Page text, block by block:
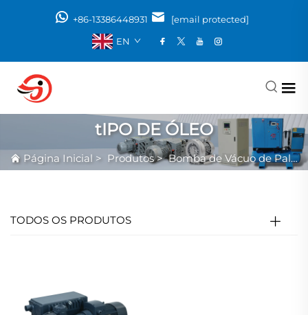
+86-13386448931
[email protected]
EN
tIPO DE ÓLEO
Página Inicial > Produtos>Bomba de Vácuo de Palheta Rotativa
TODOS OS PRODUTOS